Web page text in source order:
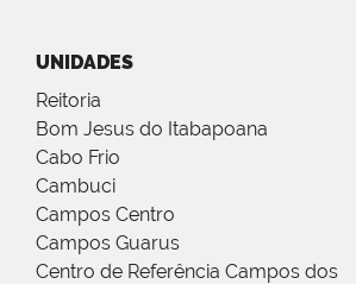
UNIDADES
Reitoria
Bom Jesus do Itabapoana
Cabo Frio
Cambuci
Campos Centro
Campos Guarus
Centro de Referência Campos dos